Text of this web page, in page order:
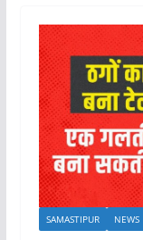
SAMASTIPUR NEWS